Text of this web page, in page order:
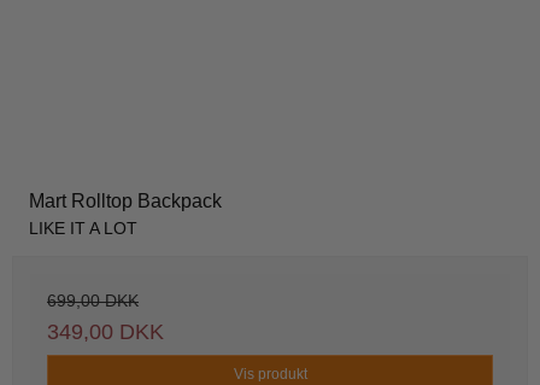
Mart Rolltop Backpack
LIKE IT A LOT
699,00 DKK
349,00 DKK
Vis produkt